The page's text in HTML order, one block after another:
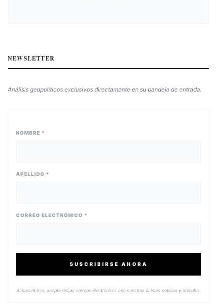
NEWSLETTER
Análisis geopolíticos exclusivos directamente en su bandeja de entrada.
NOMBRE *
APELLIDO *
CORREO ELECTRÓNICO *
SUSCRIBIRSE AHORA
Al suscribirse, acepta recibir correos electrónicos con nuestras últimas noticias y artículos.